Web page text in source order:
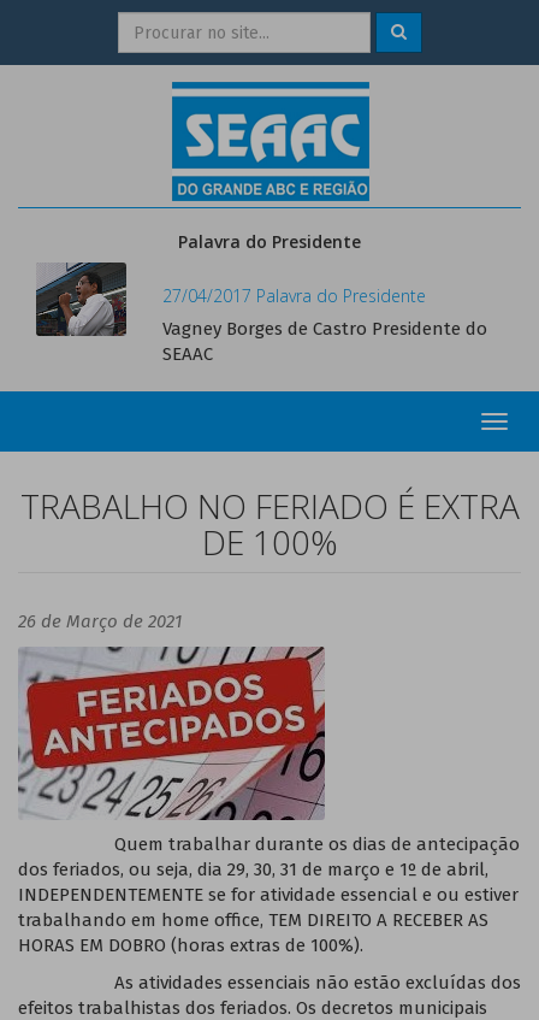
Palavra do Presidente
27/04/2017 Palavra do Presidente
Vagney Borges de Castro Presidente do
SEAAC
TRABALHO NO FERIADO É EXTRA
DE 100%
26 de Março de 2021
Quem trabalhar durante os dias de antecipação
dos feriados, ou seja, dia 29, 30, 31 de março e 1º de abril,
INDEPENDENTEMENTE se for atividade essencial e ou estiver
trabalhando em home office, TEM DIREITO A RECEBER AS
HORAS EM DOBRO (horas extras de 100%).
As atividades essenciais não estão excluídas dos
efeitos trabalhistas dos feriados. Os decretos municipais